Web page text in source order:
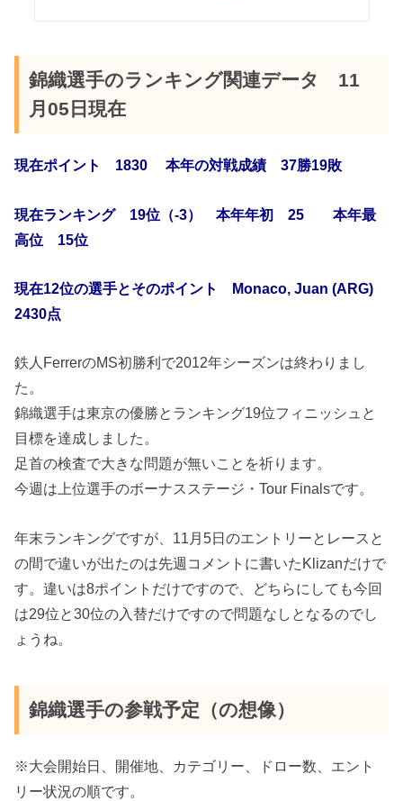
錦織選手のランキング関連データ 11
月05日現在
現在ポイント 1830 本年の対戦成績 37勝19敗
現在ランキング 19位（-3） 本年年初 25 本年最
高位 15位
現在12位の選手とそのポイント Monaco, Juan (ARG)
2430点
鉄人FerrerのMS初勝利で2012年シーズンは終わりまし
た。
錦織選手は東京の優勝とランキング19位フィニッシュと
目標を達成しました。
足首の検査で大きな問題が無いことを祈ります。
今週は上位選手のボーナスステージ・Tour Finalsです。
年末ランキングですが、11月5日のエントリーとレースと
の間で違いが出たのは先週コメントに書いたKlizanだけで
す。違いは8ポイントだけですので、どちらにしても今回
は29位と30位の入替だけですので問題なしとなるのでし
ょうね。
錦織選手の参戦予定（の想像）
※大会開始日、開催地、カテゴリー、ドロー数、エント
リー状況の順です。